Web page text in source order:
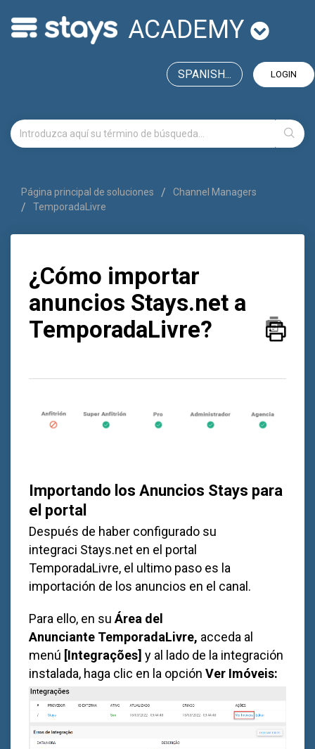
ACADEMY
LOGIN
SPANISH...
Página principal de soluciones
Channel Managers
TemporadaLivre
¿Cómo importar
anuncios Stays.net a
TemporadaLivre?
Importando los Anuncios Stays para
el portal
Después de haber configurado su
integraci Stays.net en el portal
TemporadaLivre, el ultimo paso es la
importación de los anuncios en el canal.
Para ello, en suÁrea del
Anunciante TemporadaLivre, acceda al
menú [Integrações] y al lado de la integración
instalada, haga clic en la opción Ver Imóveis: